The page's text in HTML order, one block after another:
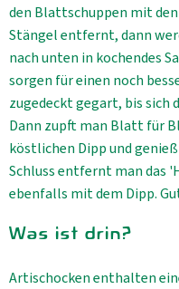
den Blattschuppen mit
Stängel entfernt, dann
nach unten in kochendes
sorgen für einen noch
zugedeckt gegart, bis sich
Dann zupft man Blatt für
köstlichen Dipp und
Schluss entfernt man das
ebenfalls mit dem Dipp.
Was ist drin?
Artischocken enthalten